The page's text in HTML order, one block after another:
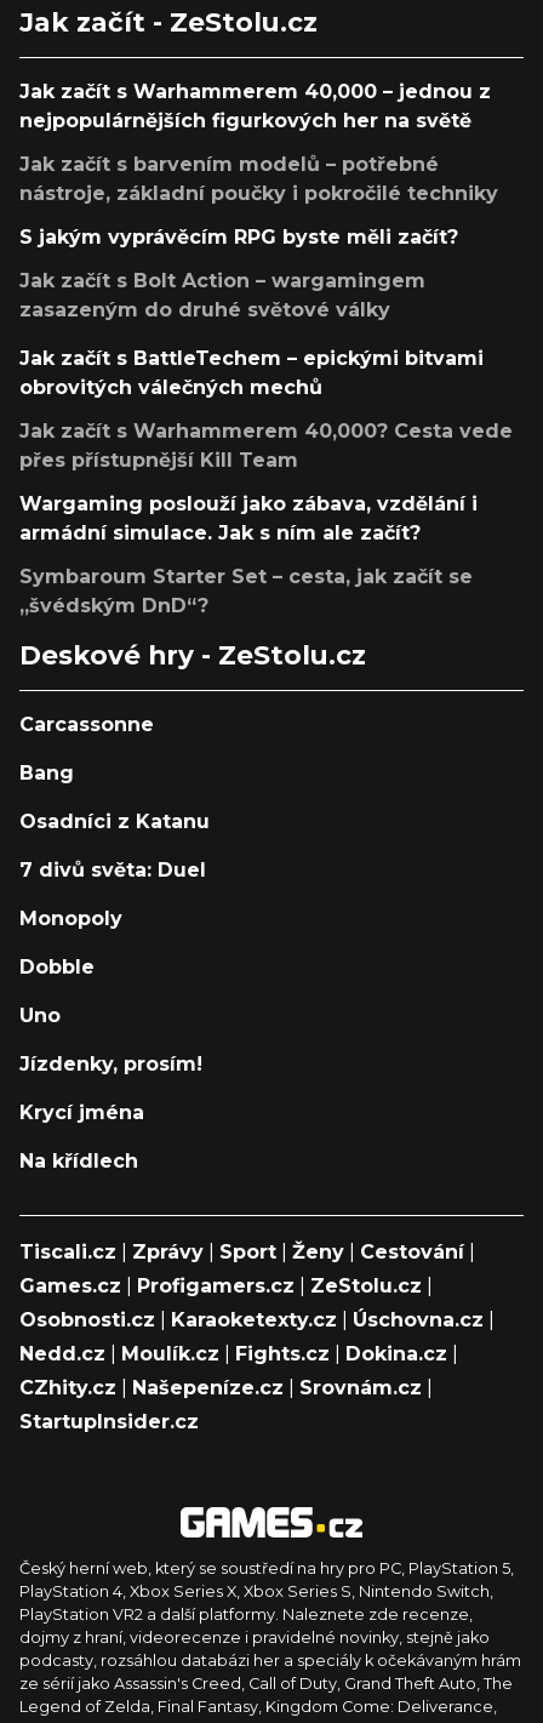
Jak začít - ZeStolu.cz
Jak začít s Warhammerem 40,000 – jednou z
nejpopulárnějších figurkových her na světě
Jak začít s barvením modelů – potřebné
nástroje, základní poučky i pokročilé techniky
S jakým vyprávěcím RPG byste měli začít?
Jak začít s Bolt Action – wargamingem
zasazeným do druhé světové války
Jak začít s BattleTechem – epickými bitvami
obrovitých válečných mechů
Jak začít s Warhammerem 40,000? Cesta vede
přes přístupnější Kill Team
Wargaming poslouží jako zábava, vzdělání i
armádní simulace. Jak s ním ale začít?
Symbaroum Starter Set – cesta, jak začít se
„švédským DnD“?
Deskové hry - ZeStolu.cz
Carcassonne
Bang
Osadníci z Katanu
7 divů světa: Duel
Monopoly
Dobble
Uno
Jízdenky, prosím!
Krycí jména
Na křídlech
Tiscali.cz Zprávy Sport Ženy Cestování|
Games.cz
Profigamers.cz ZeStolu.cz
Osobnosti.cz
Karaoketexty.cz Úschovna.cz
Nedd.cz
Moulík.cz Fights.cz Dokina.cz
CZhity.cz
Našepeníze.cz Srovnám.cz
StartupInsider.cz
Český herní web, který se soustředí na hry pro PC, PlayStation 5,
PlayStation 4, Xbox Series X, Xbox Series S, Nintendo Switch,
PlayStation VR2 a další platformy. Naleznete zde recenze,
dojmy z hraní, videorecenze i pravidelné novinky, stejně jako
podcasty, rozsáhlou databázi her a speciály k očekávaným hrám
ze sérií jako Assassin's Creed, Call of Duty, Grand Theft Auto, The
Legend of Zelda, Final Fantasy, Kingdom Come: Deliverance,